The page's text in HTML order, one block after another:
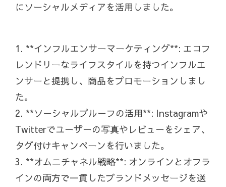
にソーシャルメディアを活用しました。
1. **インフルエンサーマーケティング**: エコフ
レンドリーなライフスタイルを持つインフルエ
ンサーと提携し、商品をプロモーションしまし
た。
2. **ソーシャルプルーフの活用**: Instagramや
Twitterでユーザーの写真やレビューをシェア、
タグ付けキャンペーンを行いました。
3. **オムニチャネル戦略**: オンラインとオフラ
インの両方で一貫したブランドメッセージを送